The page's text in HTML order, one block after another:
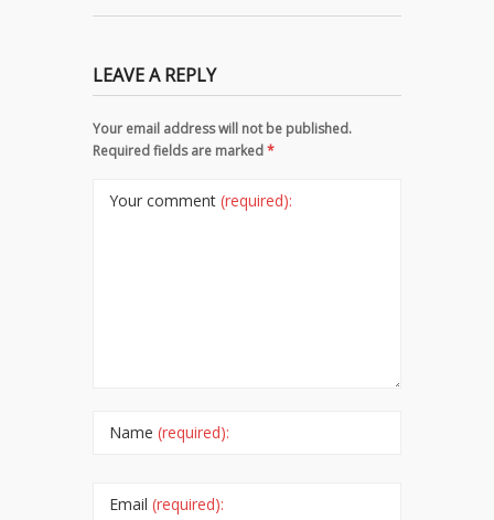
LEAVE A REPLY
Your email address will not be published.
Required fields are marked*
Your comment (required):
Name (required):
Email (required):